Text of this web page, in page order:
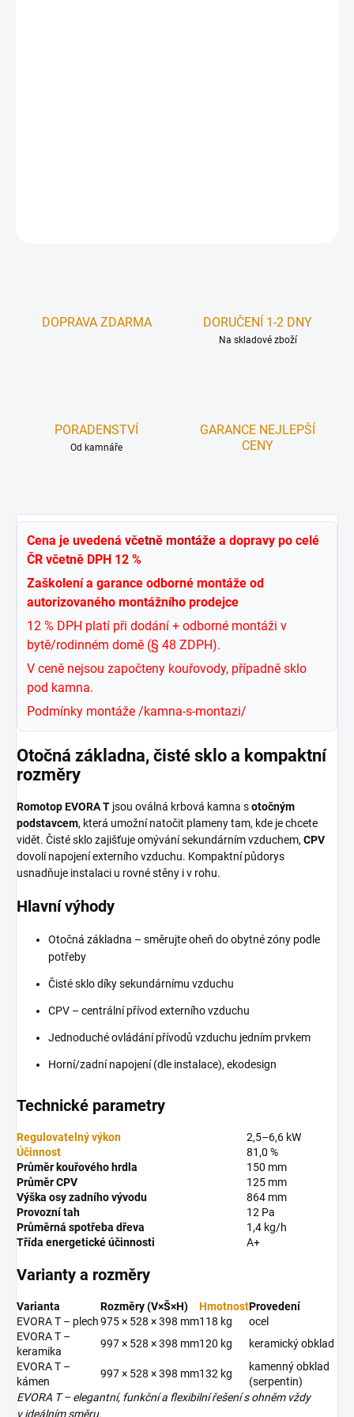
DOPRAVA ZDARMA DORUČENÍ 1-2 DNY
Na skladové zboží
PORADENSTVÍ
Od kamnáře
GARANCE NEJLEPŠÍ
CENY
Cena je uvedená včetně montáže a dopravy po celé
ČR včetně DPH 12 %
Zaškolení a garance odborné montáže od
autorizovaného montážního prodejce
12 % DPH platí při dodání + odborné montáži v
bytě/rodinném domě (§ 48 ZDPH).
V ceně nejsou započteny kouřovody, případně sklo
pod kamna.
Podmínky montáže /kamna-s-montazi/
Otočná základna, čisté sklo a kompaktní
rozměry
Romotop EVORA T jsou oválná krbová kamna sotočným
podstavcem, která umožní natočit plameny tam, kde je chcete
vidět. Čisté sklo zajišťuje omývání sekundárním vzduchem, CPV
dovolí napojení externího vzduchu. Kompaktní půdorys
usnadňuje instalaci u rovné stěny i v rohu.
Hlavní výhody
Otočná základna – směrujte oheň do obytné zóny podle
potřeby
Čisté sklo díky sekundárnímu vzduchu
CPV – centrální přívod externího vzduchu
Jednoduché ovládání přívodů vzduchu jedním prvkem
Horní/zadní napojení (dle instalace), ekodesign
Technické parametry
Regulovatelný výkon
2,5–6,6 kW
Účinnost
81,0 %
Průměr kouřového hrdla
150 mm
Průměr CPV
125 mm
Výška osy zadního vývodu
864 mm
Provozní tah
12 Pa
Průměrná spotřeba dřeva
1,4 kg/h
Třída energetické účinnosti
A+
Varianty a rozměry
Varianta Rozměry (V×Š×H) HmotnostProvedení
EVORA T – plech975 × 528 × 398 mm118 kg
ocel
EVORA T –
keramika
997 × 528 × 398 mm120 kg
keramický obklad
EVORA T –
kámen
997 × 528 × 398 mm132 kg
kamenný obklad
(serpentin)
EVORA T – elegantní, funkční a flexibilní řešení s ohněm vždy
v ideálním směru.